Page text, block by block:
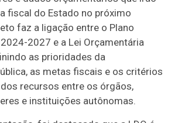
fiscal do Estado no próximo
faz a ligação entre o Plano
2024-2027 e a Lei Orçamentária
as prioridades da
as metas fiscais e os critérios
recursos entre os órgãos,
e instituições autônomas.